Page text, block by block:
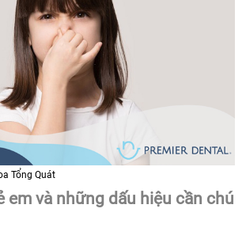
Tổng Quát
em và những dấu hiệu cần chú